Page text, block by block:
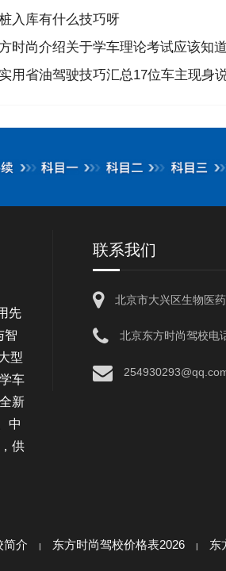
入库有什么技巧呀
时尚介绍关于学车理论考试应该知
用省油驾驶技巧汇总17位车主现身
先
智
型
车
新
中
供
联系我们
北京市大兴区生物医
北京东方时尚驾校电
简介 东方时尚驾校价格表2026 东